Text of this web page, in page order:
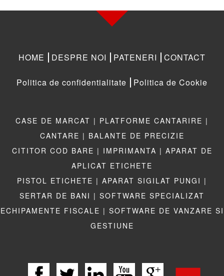
HOME DESPRE NOI PATENERI CONTACT
Politica de confidentialitate Politica de Cookie
CASE DE MARCAT | PLATFORME CANTARIRE |
CANTARE | BALANTE DE PRECIZIE
CITITOR COD BARE | IMPRIMANTA | APARAT DE
APLICAT ETICHETE
PISTOL ETICHETE | APARAT SIGILAT PUNGI |
SERTAR DE BANI | SOFTWARE SPECIALIZAT
ECHIPAMENTE FISCALE | SOFTWARE DE VANZARE SI
GESTIUNE